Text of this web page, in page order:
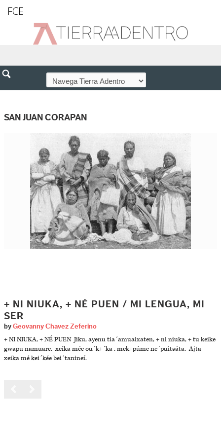
FCE
SAN JUAN CORAPAN
+ NI NIUKA, + NÉ PUEN / MI LENGUA, MI
SER
by Geovanny Chavez Zeferino
+ NI NIUKA, + NÉ PUEN Jiku, ayenu tia´amuaixaten, + ni niuka, + tu keike
gwapu namuare, xeika mée ou´k+´ka , mek+púme ne´puitsáta, Ajta
xeika mé kei´kée bei´tanineí.